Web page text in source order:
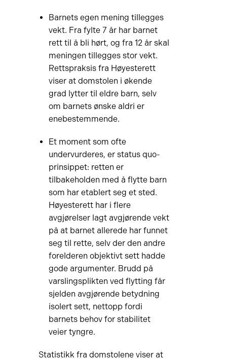
Barnets egen mening tillegges
vekt. Fra fylte 7 år har barnet
rett til å bli hørt, og fra 12 år skal
meningen tillegges stor vekt.
Rettspraksis fra Høyesterett
viser at domstolen i økende
grad lytter til eldre barn, selv
om barnets ønske aldri er
enebestemmende.
Et moment som ofte
undervurderes, er status quo-
prinsippet: retten er
tilbakeholden med å flytte barn
som har etablert seg et sted.
Høyesterett har i flere
avgjørelser lagt avgjørende vekt
på at barnet allerede har funnet
seg til rette, selv der den andre
forelderen objektivt sett hadde
gode argumenter. Brudd på
varslingsplikten ved flytting får
sjelden avgjørende betydning
isolert sett, nettopp fordi
barnets behov for stabilitet
veier tyngre.
Statistikk fra domstolene viser at